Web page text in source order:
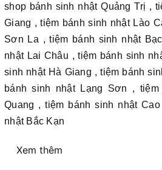
shop bánh sinh nhật Quảng Trị ,
Giang , tiệm bánh sinh nhật Lào
Sơn La , tiệm bánh sinh nhật
nhật Lai Châu , tiệm bánh sinh
sinh nhật Hà Giang , tiệm bánh
bánh sinh nhật Lạng Sơn ,
Quang , tiệm bánh sinh nhật
nhật Bắc Kạn
Xem thêm